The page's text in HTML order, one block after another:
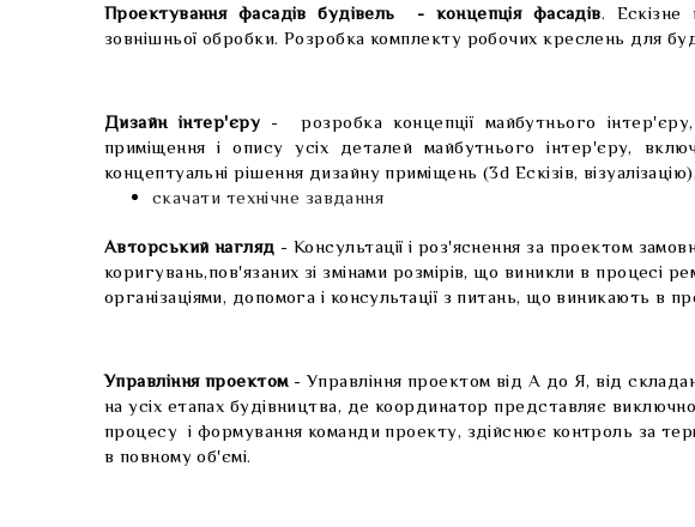
Проектування фасадів будівель - концепція фасадів. Ескізне
зовнішньої обробки. Розробка комплекту робочих креслень для
Дизайн інтер'єру - розробка концепції майбутнього
приміщення і опису усіх деталей майбутнього інтер'єру,
концептуальні рішення дизайну приміщень (3d Ескізів,
скачати технічне завдання
Авторський нагляд - Консультації і роз'яснення за проектом
коригувань,пов'язаних зі змінами розмірів, що виникли в процесі
організаціями, допомога і консультації з питань, що виникають в
Управління проектом - Управління проектом від А до Я, від
на усіх етапах будівництва, де координатор представляє
процесу і формування команди проекту, здійснює контроль за
в повному об'ємі.